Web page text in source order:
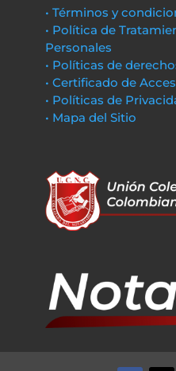
• Términos y
• Política de
Personales
• Políticas de
• Certificado de
• Políticas de
• Mapa del Sitio